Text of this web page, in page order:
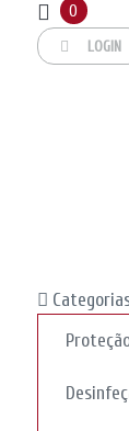
Usamos
Ler política de
Aceitar
0
LOGIN